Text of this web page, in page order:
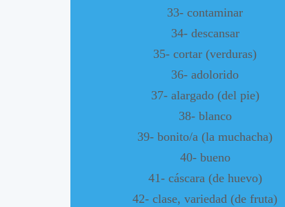
33- contaminar
34- descansar
35- cortar (verduras)
36- adolorido
37- alargado (del pie)
38- blanco
39- bonito/a (la muchacha)
40- bueno
41- cáscara (de huevo)
42- clase, variedad (de fruta)